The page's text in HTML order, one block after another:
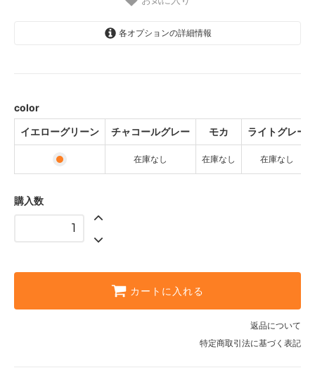
各オプションの詳細情報
SOLD OUT
SOLD OUT
color
イエローグリーン
チャコールグレー モカ ライトグレー
在庫なし 在庫なし 在庫なし
購入数
カートに入れる
返品について
特定商取引法に基づく表記